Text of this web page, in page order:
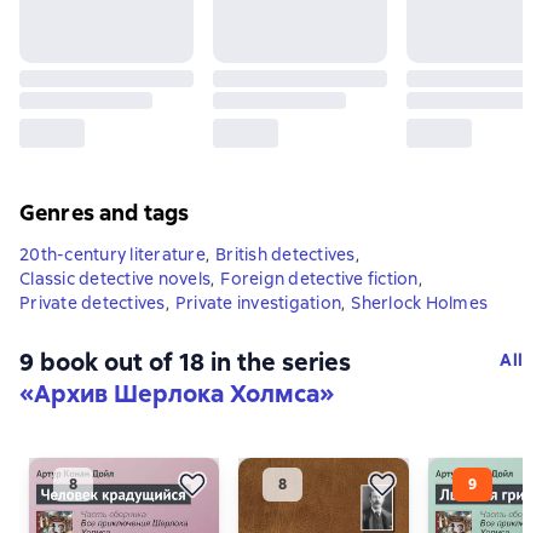
Genres and tags
20th-century literature, British detectives,
Classic detective novels, Foreign detective fiction,
Private detectives, Private investigation, Sherlock Holmes
9 book out of 18 in the series
«Архив Шерлока Холмса»
All